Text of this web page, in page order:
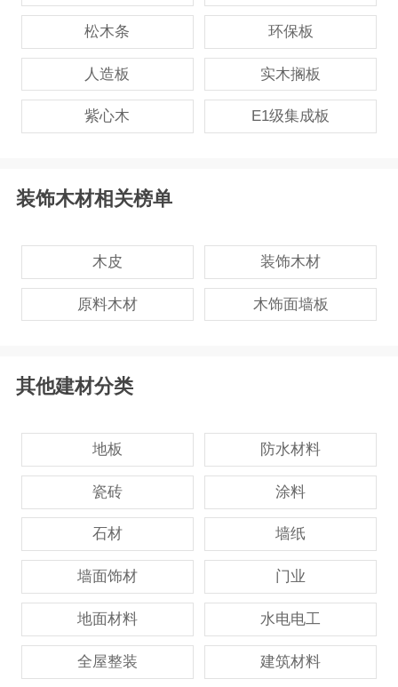
松木条 环保板
人造板 实木搁板
紫心木 E1级集成板
装饰木材相关榜单
木皮 装饰木材
原料木材 木饰面墙板
其他建材分类
地板 防水材料
瓷砖 涂料
石材 墙纸
墙面饰材 门业
地面材料 水电电工
全屋整装 建筑材料